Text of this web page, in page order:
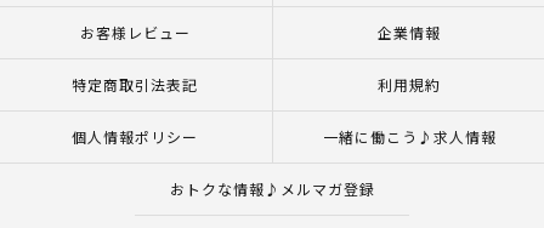
お客様レビュー 企業情報
特定商取引法表記 利用規約
個人情報ポリシー 一緒に働こう♪求人情報
おトクな情報♪メルマガ登録